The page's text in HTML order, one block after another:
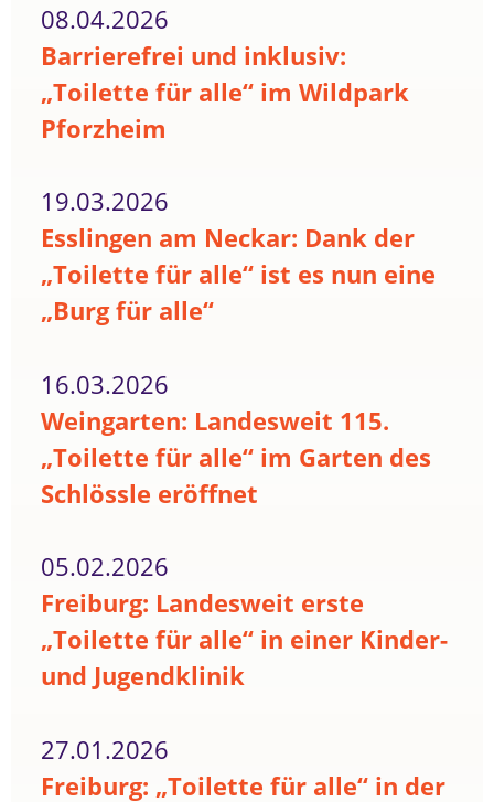
08.04.2026
Barrierefrei und inklusiv:
„Toilette für alle“ im Wildpark
Pforzheim
19.03.2026
Esslingen am Neckar: Dank der
„Toilette für alle“ ist es nun eine
„Burg für alle“
16.03.2026
Weingarten: Landesweit 115.
„Toilette für alle“ im Garten des
Schlössle eröffnet
05.02.2026
Freiburg: Landesweit erste
„Toilette für alle“ in einer Kinder-
und Jugendklinik
27.01.2026
Freiburg: „Toilette für alle“ in der